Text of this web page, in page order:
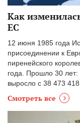
Как
ЕС
12 июня 1985 года
присоединении к
пиренейского
года. Прошло 30
выросло с 38 473
Смотреть все